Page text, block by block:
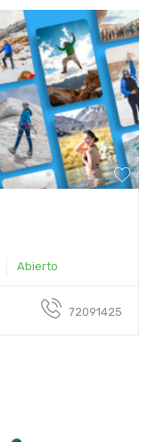
Abierto
72091425